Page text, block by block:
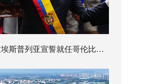
德拉埃斯普列亚宣誓就任哥伦比亚总统